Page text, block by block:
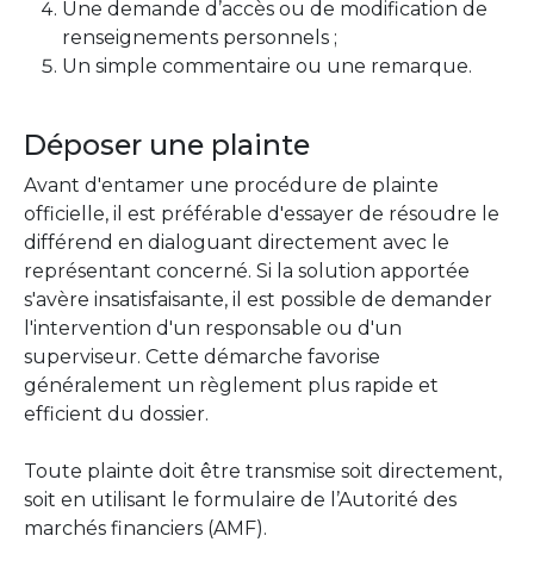
Une demande d’accès ou de modification de
renseignements personnels ;
Un simple commentaire ou une remarque.
Déposer une plainte
Avant d'entamer une procédure de plainte
officielle, il est préférable d'essayer de résoudre le
différend en dialoguant directement avec le
représentant concerné. Si la solution apportée
s'avère insatisfaisante, il est possible de demander
l'intervention d'un responsable ou d'un
superviseur. Cette démarche favorise
généralement un règlement plus rapide et
efficient du dossier.
Toute plainte doit être transmise soit directement,
soit en utilisant le formulaire de l’Autorité des
marchés financiers (AMF).